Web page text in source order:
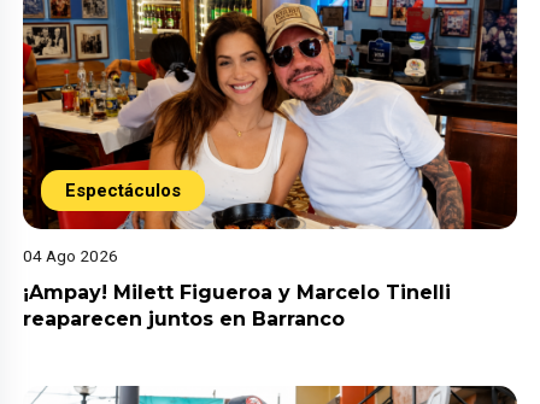
Espectáculos
04 Ago 2026
¡Ampay! Milett Figueroa y Marcelo Tinelli
reaparecen juntos en Barranco